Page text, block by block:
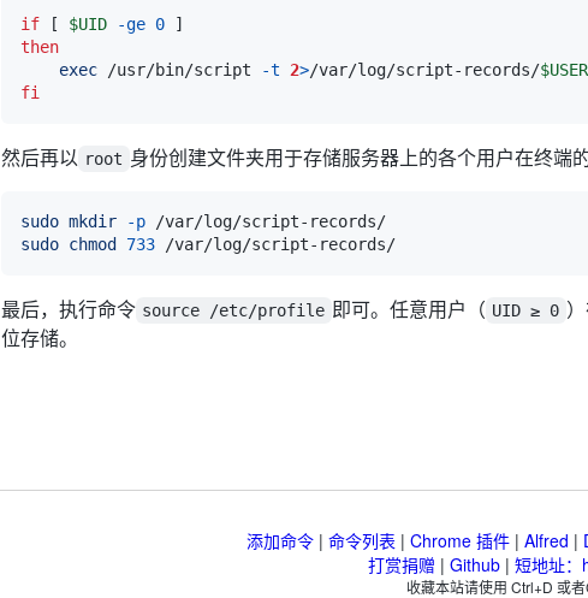
if [ $UID -ge 0
]
then
exec /usr/bin/script -t 2>/var/log/script-records/$USER
fi
然后再以 root 身份创建文件夹用于存储服务器上的各个用户在终端
sudo mkdir -p
sudo chmod 733
最后，执行命令 source /etc/profile 即可。任意用户（ UID ≥ 0
位存储。
添加命令| 命令列表 | Chrome 插件| Alfred |
打赏捐赠 | Github | 短地址
收藏本站请使用 Ctrl+D 或